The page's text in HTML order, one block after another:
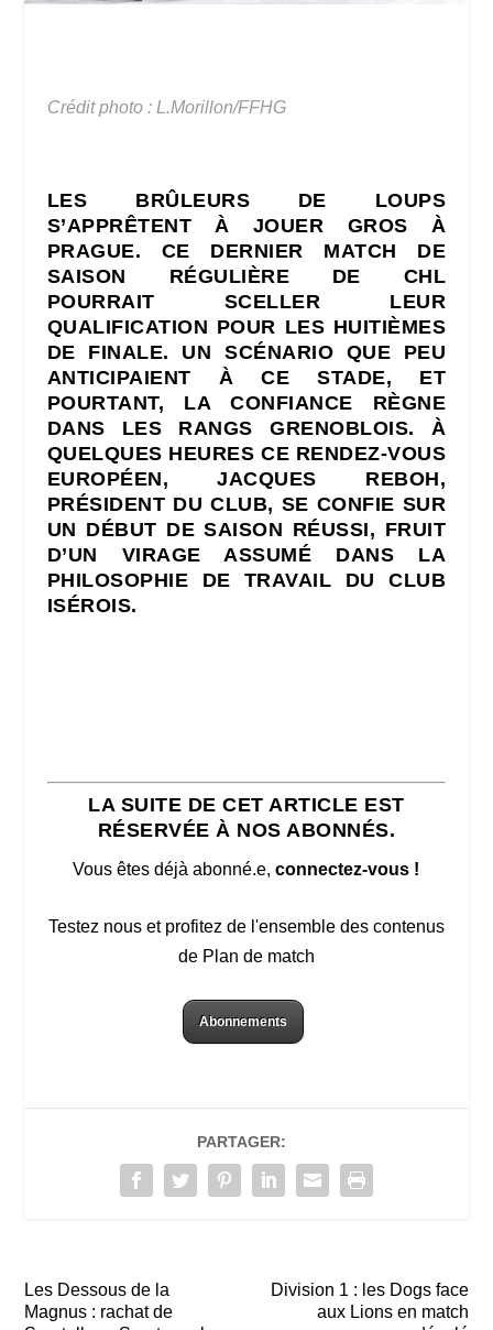
Crédit photo : L.Morillon/FFHG
LES BRÛLEURS DE LOUPS
S’APPRÊTENT À JOUER GROS À
PRAGUE. CE DERNIER MATCH DE
SAISON RÉGULIÈRE DE CHL
POURRAIT SCELLER LEUR
QUALIFICATION POUR LES HUITIÈMES
DE FINALE. UN SCÉNARIO QUE PEU
ANTICIPAIENT À CE STADE, ET
POURTANT, LA CONFIANCE RÈGNE
DANS LES RANGS GRENOBLOIS. À
QUELQUES HEURES CE RENDEZ-VOUS
EUROPÉEN, JACQUES REBOH,
PRÉSIDENT DU CLUB, SE CONFIE SUR
UN DÉBUT DE SAISON RÉUSSI, FRUIT
D’UN VIRAGE ASSUMÉ DANS LA
PHILOSOPHIE DE TRAVAIL DU CLUB
ISÉROIS.
LA SUITE DE CET ARTICLE EST
RÉSERVÉE À NOS ABONNÉS.
Vous êtes déjà abonné.e,connectez-vous !
Testez nous et profitez de l'ensemble des contenus
de Plan de match
Abonnements
PARTAGER:
Les Dessous de la
Magnus : rachat de
Division 1 : les Dogs face
aux Lions en match